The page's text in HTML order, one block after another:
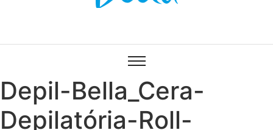
Depil-Bella_Cera-
Depilatória-Roll-